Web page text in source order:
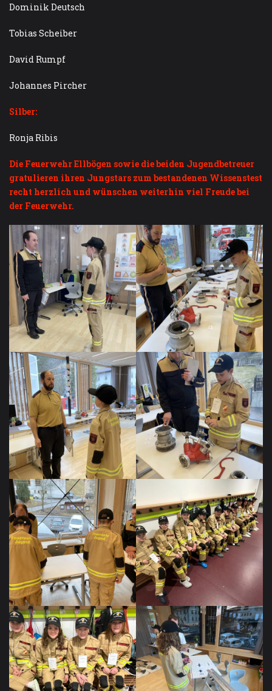
Dominik Deutsch
Tobias Scheiber
David Rumpf
Johannes Pircher
Silber:
Ronja Ribis
Die Feuerwehr Ellbögen sowie die beiden Jugendbetreuer
gratulieren ihren Jungstars zum bestandenen Wissenstest
recht herzlich und wünschen weiterhin viel Freude bei
der Feuerwehr.